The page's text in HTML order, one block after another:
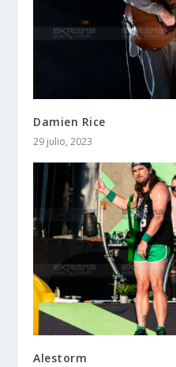
Damien Rice
29 julio, 2023
Alestorm